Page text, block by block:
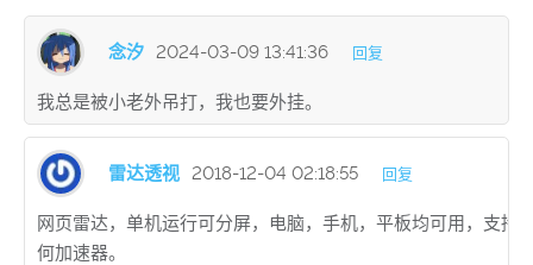
念汐 2024-03-09 13:41:36 回复
我总是被小老外吊打，我也要外挂。
雷达透视 2018-12-04 02:18:55 回复
网页雷达，单机运行可分屏，电脑，手机，平板均可用，支持
何加速器。